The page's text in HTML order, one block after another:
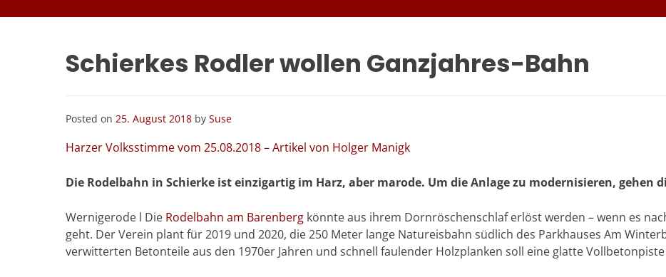
Schierkes Rodler wollen Ganzjahres-Bahn
Posted on 25. August 2018 by Suse
Harzer Volksstimme vom 25.08.2018 – Artikel von Holger Manigk
Die Rodelbahn in Schierke ist einzigartig im Harz, aber marode. Um die Anlage zu modernisieren, gehen
Wernigerode l Die Rodelbahn am Barenberg könnte aus ihrem Dornröschenschlaf erlöst werden – wenn es
geht. Der Verein plant für 2019 und 2020, die 250 Meter lange Natureisbahn südlich des Parkhauses Am
verwitterten Betonteile aus den 1970er Jahren und schnell faulender Holzplanken soll eine glatte